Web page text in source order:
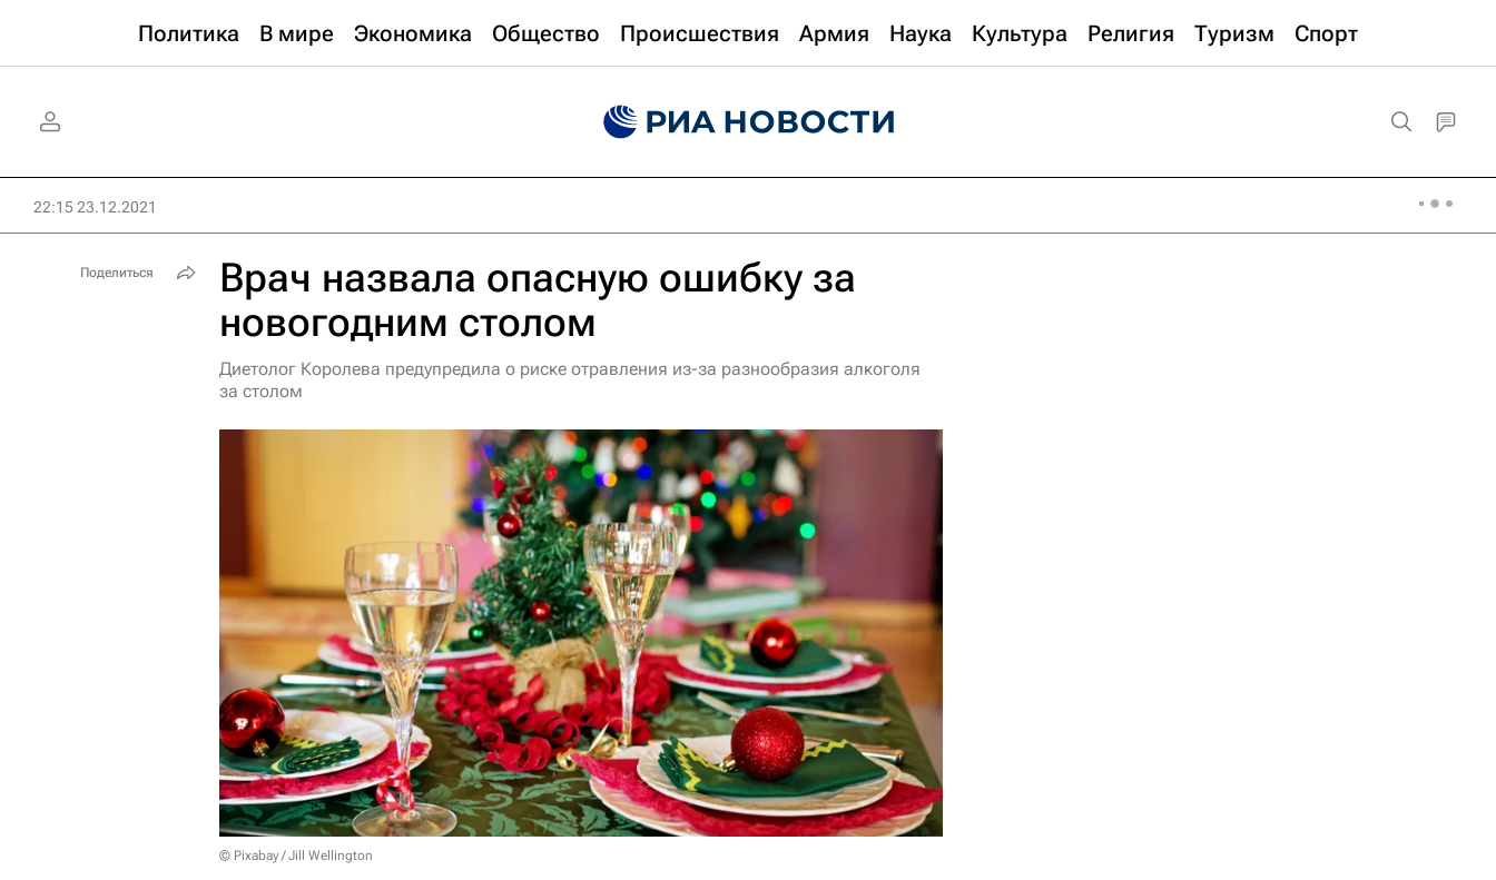
Политика В мире Экономика Общество Происшествия Армия Наука Культура Религия Туризм Спорт
22:15 23.12.2021
Врач назвала опасную ошибку за
новогодним столом
Диетолог Королева предупредила о риске отравления из-за разнообразия алкоголя
за столом
© Pixabay / Jill Wellington
Поделиться